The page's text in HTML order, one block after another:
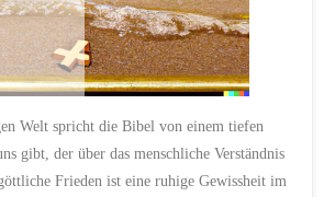
Welt spricht die Bibel von einem tiefen
gibt, der über das menschliche Verständnis
Frieden ist eine ruhige Gewissheit im